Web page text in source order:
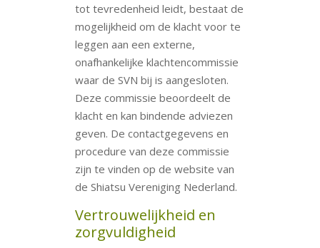
tot tevredenheid leidt, bestaat de
mogelijkheid om de klacht voor te
leggen aan een externe,
onafhankelijke klachtencommissie
waar de SVN bij is aangesloten.
Deze commissie beoordeelt de
klacht en kan bindende adviezen
geven. De contactgegevens en
procedure van deze commissie
zijn te vinden op de website van
de Shiatsu Vereniging Nederland.
Vertrouwelijkheid en
zorgvuldigheid